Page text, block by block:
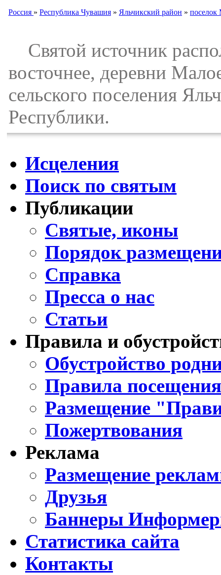
Россия » Республика Чувашия » Яльчикский район » поселок
Святой источник
восточнее, деревни
сельского поселения
Республики.
Исцеления
Поиск по святым
Публикации
Святые, иконы
Порядок
Справка
Пресса о нас
Статьи
Правила и
Обустройство
Правила
Размещение
Пожертвования
Реклама
Размещение
Друзья
Баннеры
Статистика сайта
Контакты